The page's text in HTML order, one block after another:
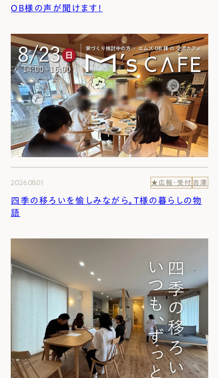
OB様の声が聞けます！
2026.08.01 ★広報・受付 吉澤
四季の移ろいを愉しみながら。T様の暮らしの物
語